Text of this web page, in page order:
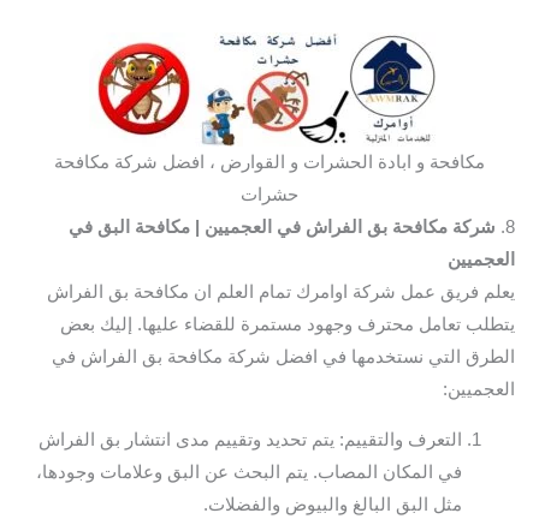
مكافحة و ابادة الحشرات و القوارض ، افضل شركة مكافحة
حشرات
8. شركة مكافحة بق الفراش في العجميين
| مكافحة البق في
العجميين
يعلم فريق عمل شركة اوامرك تمام العلم ان مكافحة بق الفراش
يتطلب تعامل محترف وجهود مستمرة للقضاء عليها. إليك بعض
الطرق التي نستخدمها في افضل شركة مكافحة بق الفراش في
العجميين:
التعرف والتقييم: يتم تحديد وتقييم مدى انتشار بق الفراش
في المكان المصاب. يتم البحث عن البق وعلامات وجودها،
مثل البق البالغ والبيوض والفضلات.